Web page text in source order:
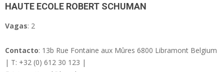
HAUTE ECOLE ROBERT SCHUMAN
Vagas: 2
Contacto: 13b Rue Fontaine aux Mûres 6800 Libramont Belgium
| T: +32 (0) 612 30 123 |